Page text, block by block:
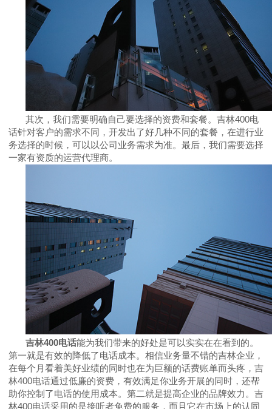
其次，我们需要明确自己要选择的资费和套餐。吉林400电
话针对客户的需求不同，开发出了好几种不同的套餐，在进行业
务选择的时候，可以以公司业务需求为准。最后，我们需要选择
一家有资质的运营代理商。
吉林400电话能为我们带来的好处是可以实实在在看到的。
第一就是有效的降低了电话成本。相信业务量不错的吉林企业，
在每个月看着美好业绩的同时也在为巨额的话费账单而头疼，吉
林400电话通过低廉的资费，有效满足你业务开展的同时，还帮
助你控制了电话的使用成本。第二就是提高企业的品牌效力。吉
林400电话采用的是接听者免费的服务，而且它在市场上的认同